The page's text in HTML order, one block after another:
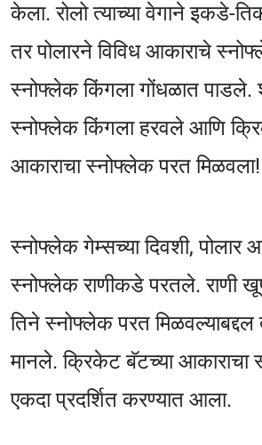
केला. रोलो त्याच्या वेगाने इकडे-
तर पोलारने विविध आकाराचे
स्नोफ्लेक किंगला गोंधळात पाडले.
स्नोफ्लेक किंगला हरवले आणि
आकाराचा स्नोफ्लेक परत मिळवला!
स्नोफ्लेक गेम्सच्या दिवशी, पोलार
स्नोफ्लेक राणीकडे परतले. राणी
तिने स्नोफ्लेक परत मिळवल्याबद्दल
मानले. क्रिकेट बॅटच्या आकाराचा
एकदा प्रदर्शित करण्यात आला.